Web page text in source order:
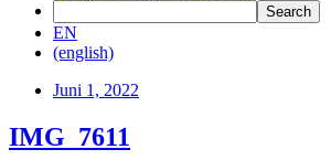
EN
(english)
Juni 1, 2022
IMG_7611